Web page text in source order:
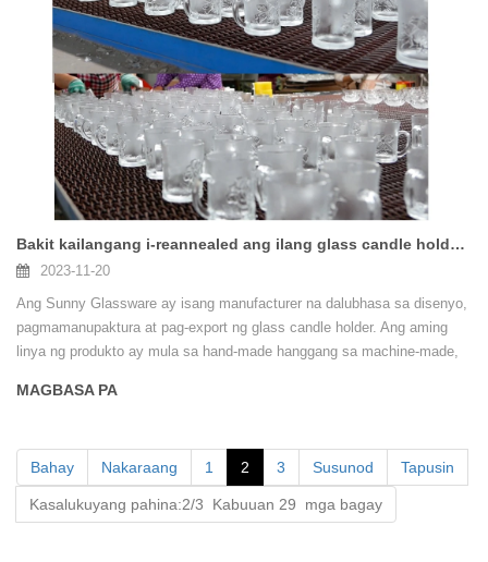
Bakit kailangang i-reannealed ang ilang glass candle holder?
2023-11-20
Ang Sunny Glassware ay isang manufacturer na dalubhasa sa disenyo,
pagmamanupaktura at pag-export ng glass candle holder. Ang aming
linya ng produkto ay mula sa hand-made hanggang sa machine-made,
cups, borosilicate glass, shot glass, vase, glass bowls, candle holder,
sa 4,000 iba't ibang mga estilo ng babasagin para sa lahat ng pang-
araw-araw na paggamit.
MAGBASA PA
Bahay Nakaraang 1 2 3 Susunod Tapusin
Kasalukuyang pahina:2/3 Kabuuan 29 mga bagay